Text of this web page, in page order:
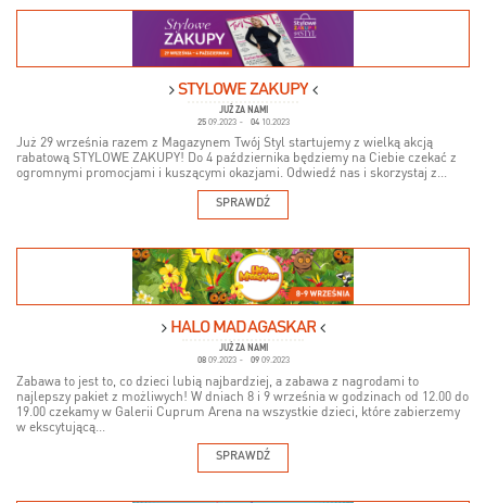
STYLOWE ZAKUPY
JUŻ ZA NAMI
2509.2023 - 0410.2023
Już 29 września razem z Magazynem Twój Styl startujemy z wielką akcją
rabatową STYLOWE ZAKUPY! Do 4 października będziemy na Ciebie czekać z
ogromnymi promocjami i kuszącymi okazjami. Odwiedź nas i skorzystaj z...
SPRAWDŹ
HALO MADAGASKAR
JUŻ ZA NAMI
0809.2023 - 0909.2023
Zabawa to jest to, co dzieci lubią najbardziej, a zabawa z nagrodami to
najlepszy pakiet z możliwych! W dniach 8 i 9 września w godzinach od 12.00 do
19.00 czekamy w Galerii Cuprum Arena na wszystkie dzieci, które zabierzemy
w ekscytującą...
SPRAWDŹ